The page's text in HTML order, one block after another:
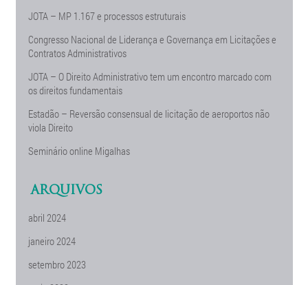
JOTA – MP 1.167 e processos estruturais
Congresso Nacional de Liderança e Governança em Licitações e
Contratos Administrativos
JOTA – O Direito Administrativo tem um encontro marcado com
os direitos fundamentais
Estadão – Reversão consensual de licitação de aeroportos não
viola Direito
Seminário online Migalhas
ARQUIVOS
abril 2024
janeiro 2024
setembro 2023